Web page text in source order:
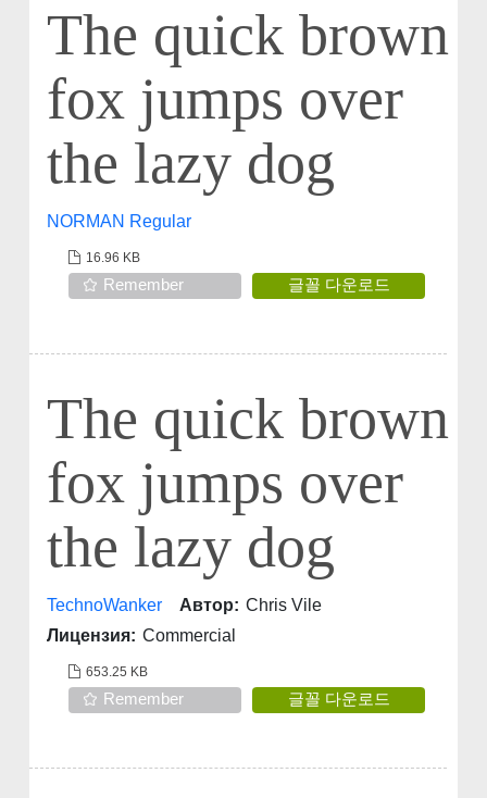
The quick brown
fox jumps over
the lazy dog
NORMAN Regular
16.96 KB
Remember 글꼴 다운로드
The quick brown
fox jumps over
the lazy dog
TechnoWanker Автор: Chris Vile
Лицензия: Commercial
653.25 KB
Remember 글꼴 다운로드